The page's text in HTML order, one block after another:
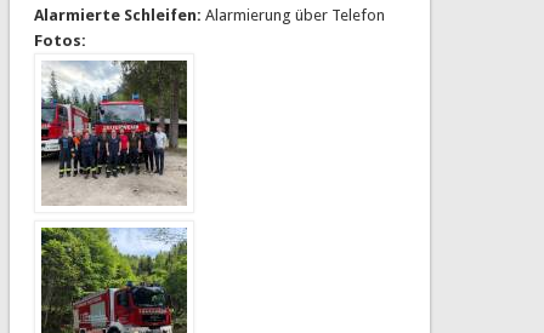
Alarmierte Schleifen: Alarmierung über Telefon
Fotos: